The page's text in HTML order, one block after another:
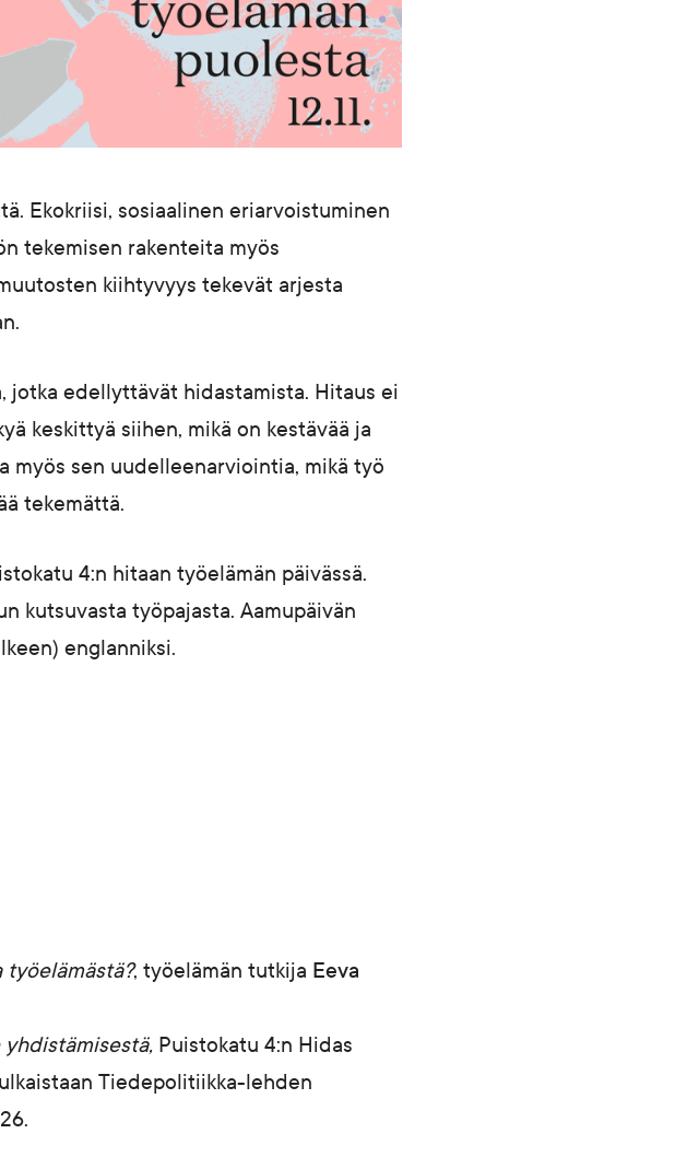
Ekokriisi, sosiaalinen eriarvoistuminen
tekemisen rakenteita myös
kiihtyvyys tekevät arjesta
jotka edellyttävät hidastamista. Hitaus ei
keskittyä siihen, mikä on kestävää ja
myös sen uudelleenarviointia, mikä työ
tekemättä.
4:n hitaan työelämän päivässä.
kutsuvasta työpajasta. Aamupäivän
englanniksi.
työelämästä?, työelämän tutkija Eeva
Puistokatu 4:n Hidas
Tiedepolitiikka-lehden